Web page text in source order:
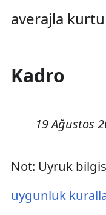
averajla
Kadro
19 Ağustos
Not: Uyruk
uygunluk